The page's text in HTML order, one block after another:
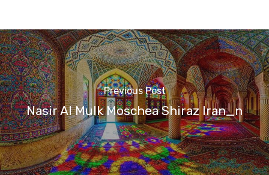
Previous Post
Nasir Al Mulk Moschea Shiraz Iran_n